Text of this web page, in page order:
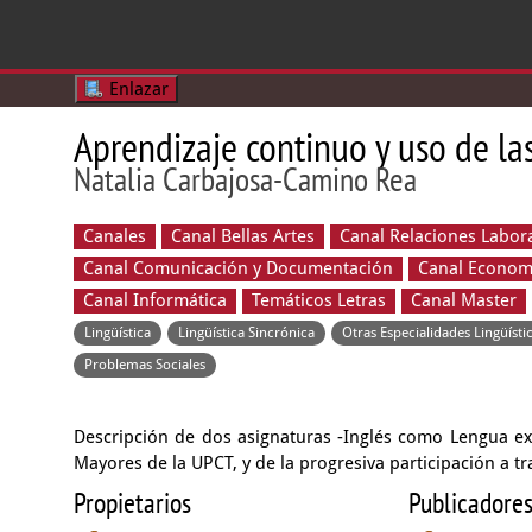
Enlazar
Aprendizaje continuo y uso de
Natalia Carbajosa-Camino Rea
Canales Canal Bellas Artes
Canal Relaciones
Canal Comunicación y Documentación
Canal
Canal Informática
Temáticos Letras Canal Master
Lingüística Lingüística Sincrónica
Otras Especialidades
Problemas Sociales
Descripción de dos asignaturas -Inglés como Lengua
Mayores de la UPCT, y de la progresiva participación a
Propietarios Publicadores